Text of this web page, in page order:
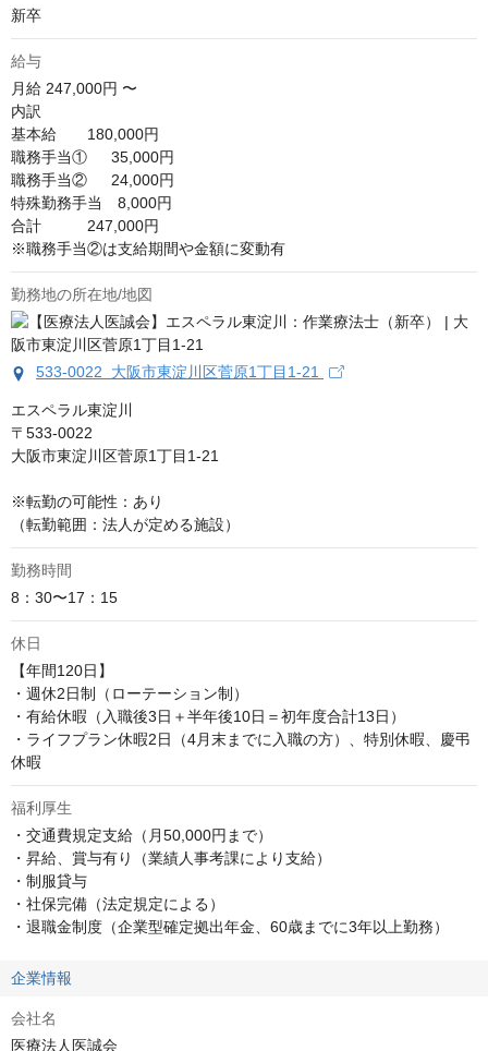
新卒
給与
月給 247,000円 〜
内訳
基本給　　180,000円
職務手当①　  35,000円
職務手当②　  24,000円
特殊勤務手当　8,000円
合計　　　247,000円
※職務手当②は支給期間や金額に変動有
勤務地の所在地/地図
533-0022 大阪市東淀川区菅原1丁目1-21
エスペラル東淀川
〒533-0022
大阪市東淀川区菅原1丁目1-21
※転勤の可能性：あり
（転勤範囲：法人が定める施設）
勤務時間
8：30〜17：15
休日
【年間120日】
・週休2日制（ローテーション制）
・有給休暇（入職後3日＋半年後10日＝初年度合計13日）
・ライフプラン休暇2日（4月末までに入職の方）、特別休暇、慶弔
休暇
福利厚生
・交通費規定支給（月50,000円まで）
・昇給、賞与有り（業績人事考課により支給）
・制服貸与
・社保完備（法定規定による）
・退職金制度（企業型確定拠出年金、60歳までに3年以上勤務）
企業情報
会社名
医療法人医誠会